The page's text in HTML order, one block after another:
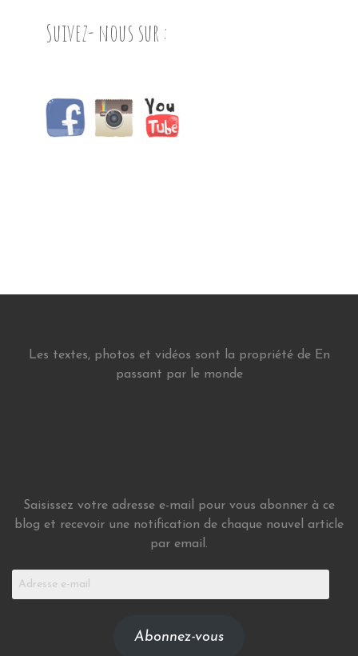
Suivez- nous sur :
Les textes, photos et vidéos sont la propriété de En
passant par le monde
Saisissez votre adresse e-mail pour vous abonner à ce
blog et recevoir une notification de chaque nouvel article
par email.
Adresse
Abonnez-vous